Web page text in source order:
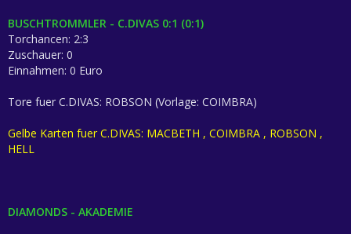
BUSCHTROMMLER - C.DIVAS 0:1 (0:1)
Torchancen: 2:3
Zuschauer: 0
Einnahmen: 0 Euro
Tore fuer C.DIVAS: ROBSON (Vorlage: COIMBRA)
Gelbe Karten fuer C.DIVAS: MACBETH , COIMBRA , ROBSON ,
HELL
DIAMONDS - AKADEMIE